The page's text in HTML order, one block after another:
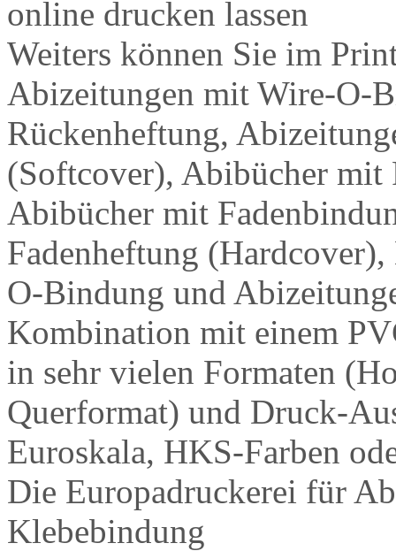
online drucken lassen
Weiters können Sie im
Abizeitungen mit Wire-O-
Rückenheftung,
(Softcover), Abibücher
Abibücher mit
Fadenheftung
O-Bindung und
Kombination mit einem
in sehr vielen Formaten
Querformat) und Druck-
Euroskala, HKS-Farben
Die Europadruckerei für
Klebebindung